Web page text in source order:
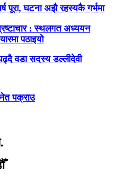
पूरा, घटना अझै रहस्यकै गर्भमा
: स्थलगत अध्ययन
पठाइयो
वडा सदस्य डल्लीदेवी
पक्राउ